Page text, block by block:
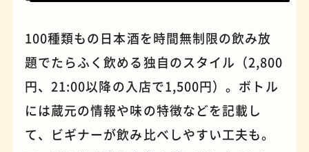
100種類もの日本酒を時間無制限の飲み放
題でたらふく飲める独自のスタイル（2,800
円、21:00以降の入店で1,500円）。ボトル
には蔵元の情報や味の特徴などを記載し
て、ビギナーが飲み比べしやすい工夫も。